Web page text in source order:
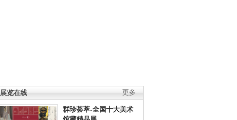
更多
展览在线
群珍荟萃-全国十大美术